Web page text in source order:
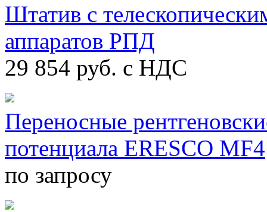
Штатив с
аппаратов РПД
29 854 руб. с НДС
Переносные
потенциала ERESCO MF4
по запросу